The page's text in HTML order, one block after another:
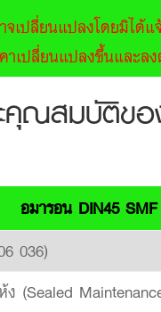
เปลี่ยนแปลงโดยมิได้
เปลี่ยนแปลงขึ้นและลง
ะคุณสมบัติ
อมารอน DIN45
036)
(Sealed